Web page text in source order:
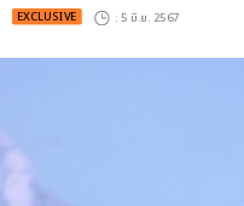
EXCLUSIVE : 5 มิ.ย. 2567